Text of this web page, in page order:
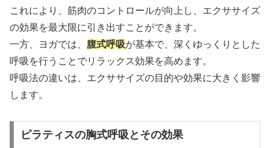
これにより、筋肉のコントロールが向上し、エクササイズ
の効果を最大限に引き出すことができます。
一方、ヨガでは、 腹式呼吸が基本で、深くゆっくりとした
呼吸を行うことでリラックス効果を高めます。
呼吸法の違いは、エクササイズの目的や効果に大きく影響
します。
ピラティスの胸式呼吸とその効果